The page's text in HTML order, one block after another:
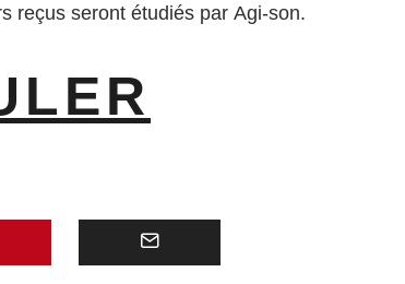
reçus seront étudiés par Agi-son.